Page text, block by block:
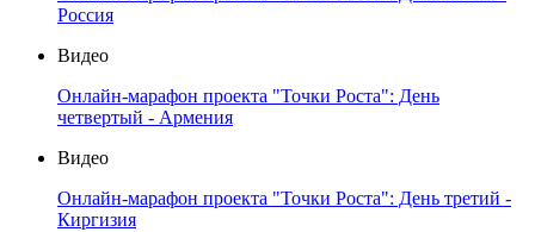
Россия
Видео
Онлайн-марафон проекта "Точки Роста": День
четвертый - Армения
Видео
Онлайн-марафон проекта "Точки Роста": День третий -
Киргизия